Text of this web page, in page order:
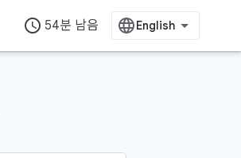
access_time 54분 남음